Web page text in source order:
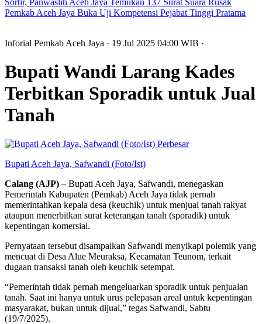
Sortir, Panwaslih Aceh Jaya Temukan 137 Surat Suara Rusak
Pemkab Aceh Jaya Buka Uji Kompetensi Pejabat Tinggi Pratama
Inforial Pemkab Aceh Jaya · 19 Jul 2025 04:00 WIB ·
Bupati Wandi Larang Kades
Terbitkan Sporadik untuk Jual
Tanah
Perbesar
Bupati Aceh Jaya, Safwandi (Foto/Ist)
Calang (AJP) –Bupati Aceh Jaya, Safwandi, menegaskan
Pemerintah Kabupaten (Pemkab) Aceh Jaya tidak pernah
memerintahkan kepala desa (keuchik) untuk menjual tanah rakyat
ataupun menerbitkan surat keterangan tanah (sporadik) untuk
kepentingan komersial.
Pernyataan tersebut disampaikan Safwandi menyikapi polemik yang
mencuat di Desa Alue Meuraksa, Kecamatan Teunom, terkait
dugaan transaksi tanah oleh keuchik setempat.
“Pemerintah tidak pernah mengeluarkan sporadik untuk penjualan
tanah. Saat ini hanya untuk urus pelepasan areal untuk kepentingan
masyarakat, bukan untuk dijual,” tegas Safwandi, Sabtu
(19/7/2025).